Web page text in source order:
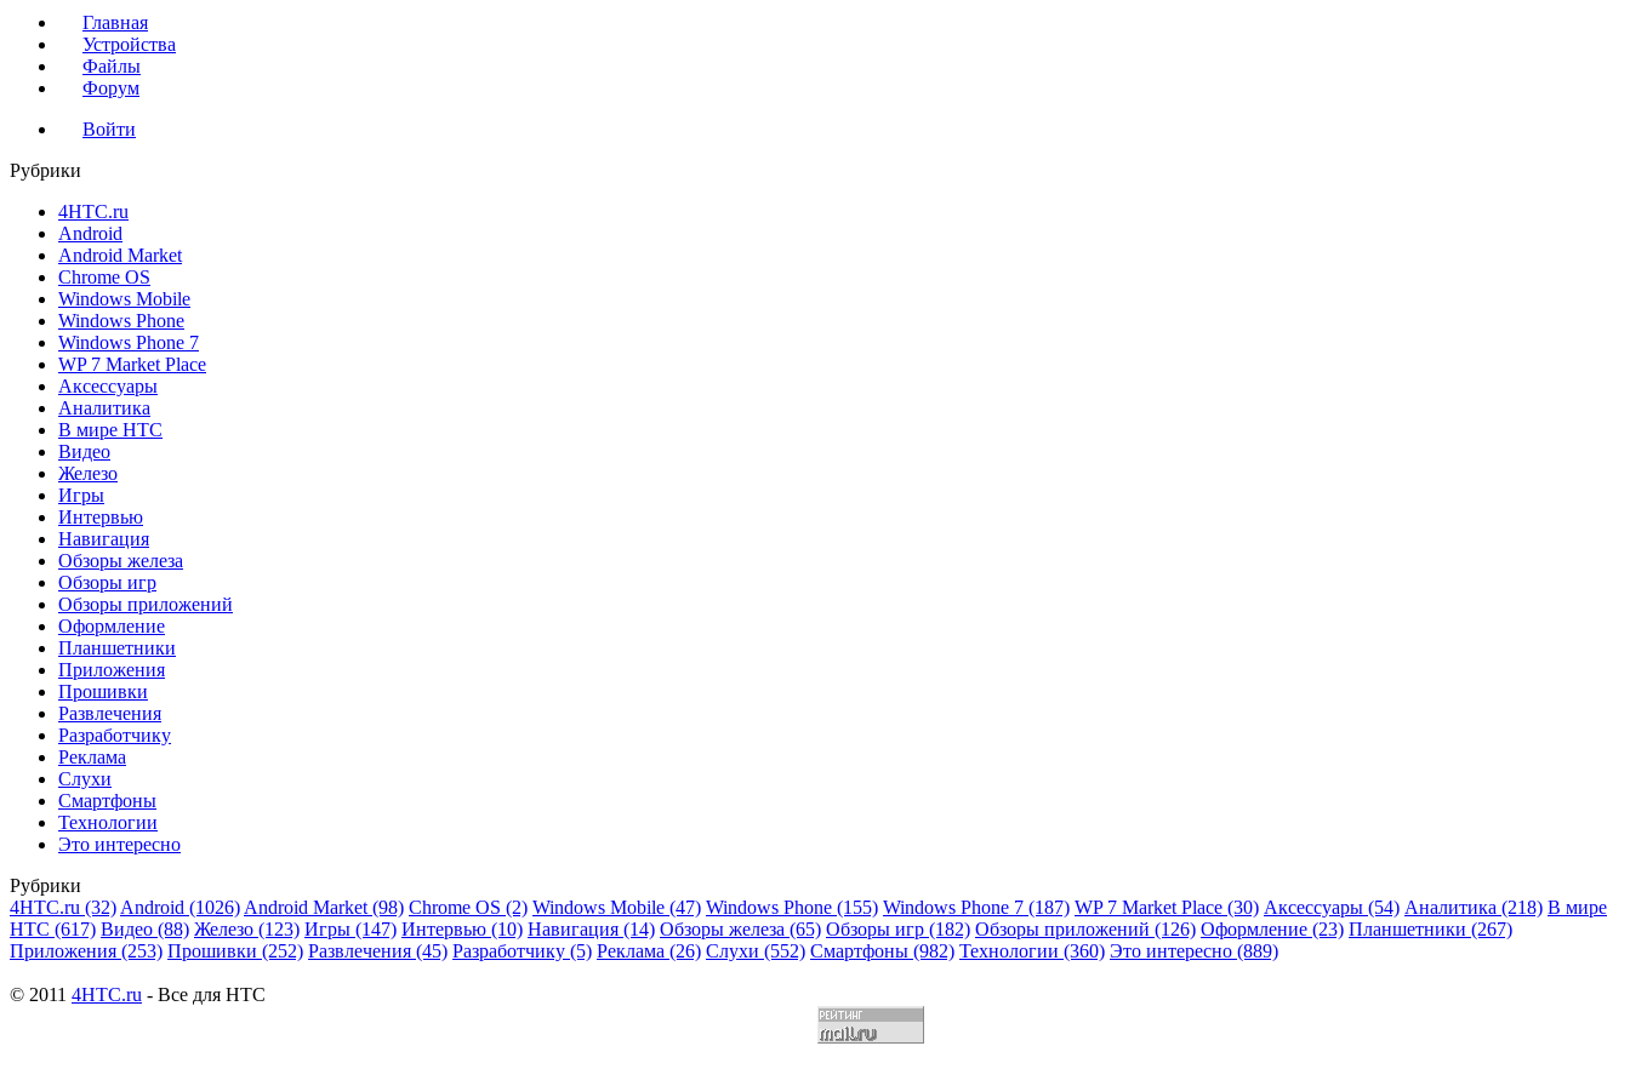
Главная
Устройства
Файлы
Форум
Войти
Рубрики
4HTC.ru
Android
Android Market
Chrome OS
Windows Mobile
Windows Phone
Windows Phone 7
WP 7 Market Place
Аксессуары
Аналитика
В мире HTC
Видео
Железо
Игры
Интервью
Навигация
Обзоры железа
Обзоры игр
Обзоры приложений
Оформление
Планшетники
Приложения
Прошивки
Развлечения
Разработчику
Реклама
Слухи
Смартфоны
Технологии
Это интересно
Рубрики
4HTC.ru (32) Android (1026) Android Market (98) Chrome OS (2) Windows Mobile (47) Windows Phone (155) Windows Phone 7 (187) WP 7 Market Place (30) Аксессуары (54) Аналитика (218) В мире
HTC (617) Видео (88) Железо (123) Игры (147) Интервью (10) Навигация (14) Обзоры железа (65) Обзоры игр (182) Обзоры приложений (126) Оформление (23) Планшетники (267)
Приложения (253) Прошивки (252) Развлечения (45) Разработчику (5) Реклама (26) Слухи (552) Смартфоны (982) Технологии (360) Это интересно (889)
© 2011 4HTC.ru - Все для HTC